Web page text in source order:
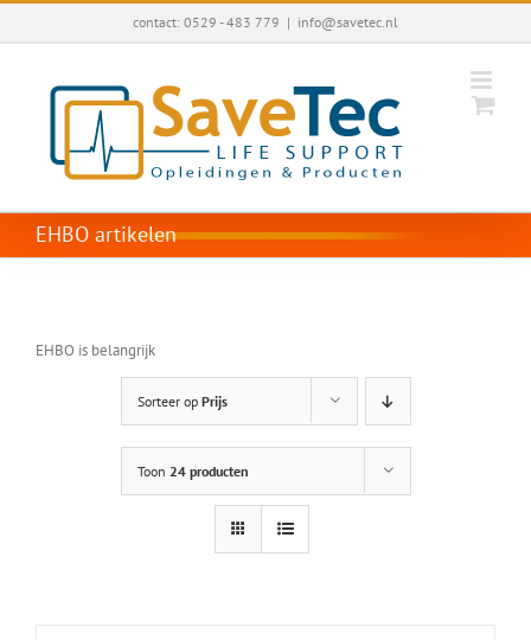
Ga
contact: 0529 - 483 779 | info@savetec.nl
EHBO artikelen
EHBO is belangrijk
Sorteer op Prijs
Toon 24 producten